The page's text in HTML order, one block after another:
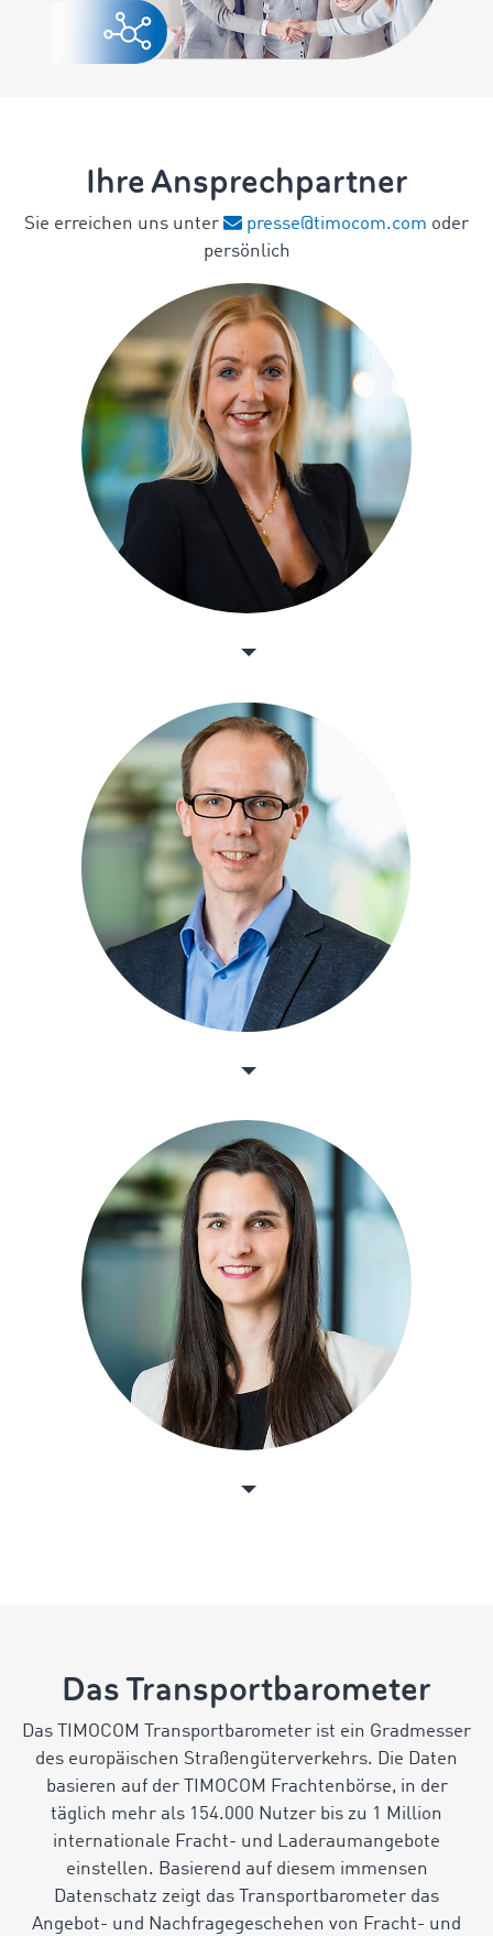
Ihre Ansprechpartner
Sie erreichen uns unter presse@timocom.com oder
persönlich
Das Transportbarometer
Das TIMOCOM Transportbarometer ist ein Gradmesser
des europäischen Straßengüterverkehrs. Die Daten
basieren auf der TIMOCOM Frachtenbörse, in der
täglich mehr als 154.000 Nutzer bis zu 1 Million
internationale Fracht- und Laderaumangebote
einstellen. Basierend auf diesem immensen
Datenschatz zeigt das Transportbarometer das
Angebot- und Nachfragegeschehen von Fracht- und